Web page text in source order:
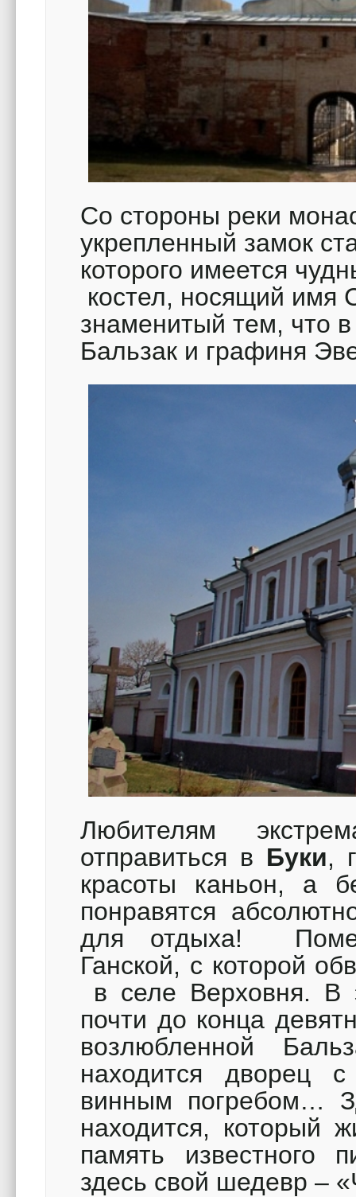
Со стороны реки
укрепленный замок
которого имеется
костел, носящий имя
знаменитый тем, что
Бальзак и графиня
Любителям
отправиться в Буки,
красоты каньон, а
понравятся
для отдыха!
Ганской, с которой
в селе Верховня. В
почти до конца
возлюбленной
находится дворец
винным погребом…
находится, который
память известного
здесь свой шедевр –